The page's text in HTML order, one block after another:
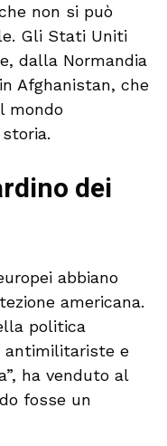
non si può
Gli Stati Uniti
dalla Normandia
Afghanistan, che
mondo
dei
abbiano
americana.
politica
antimilitariste e
ha venduto al
fosse un